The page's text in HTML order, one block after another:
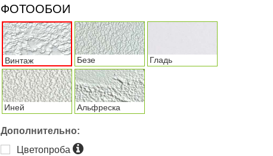
ФОТООБОИ
Винтаж Безе Гладь
Иней Альфреска
Дополнительно:
Цветопроба